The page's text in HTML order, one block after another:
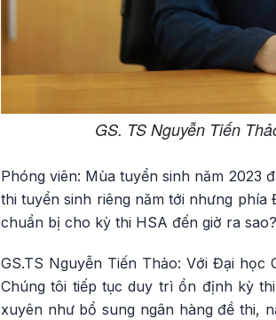
GS. TS Nguyễn Tiến
Phóng viên: Mùa tuyển sinh năm 2023
thi tuyển sinh riêng năm tới nhưng
chuẩn bị cho kỳ thi HSA đến giờ ra sao?
GS.TS Nguyễn Tiến Thảo: Với Đại
Chúng tôi tiếp tục duy trì ổn định kỳ
xuyên như bổ sung ngân hàng đề thi,